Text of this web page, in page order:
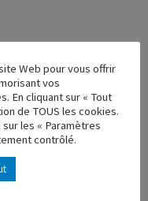
Web pour vous offrir
vos
En cliquant sur « Tout
de TOUS les cookies.
les « Paramètres
contrôlé.